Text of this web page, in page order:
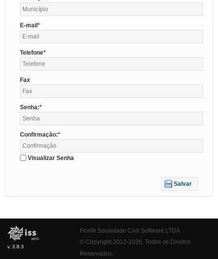
E-mail
Telefone
Fax
Senha:
Confirmação:
Visualizar Senha
Salvar
v. 3.8.3
Fiorilli Sociedade Civil Software LTDA
© Copyright 2012-2026. Todos os Direitos
Reservados.